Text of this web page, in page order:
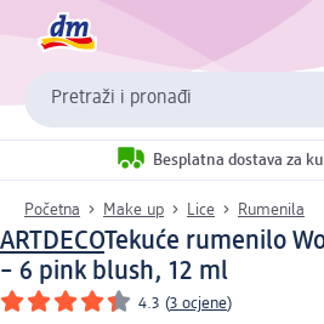
Pretraži i pronađi
Besplatna dostava za
Početna Make up Lice Rumenila
ARTDECOTekuće rumenilo
– 6 pink blush, 12 ml
4.3 (3 ocjene)